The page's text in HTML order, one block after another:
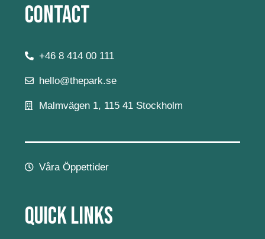
Contact
+46 8 414 00 111
hello@thepark.se
Malmvägen 1, 115 41 Stockholm
Våra Öppettider
Quick Links